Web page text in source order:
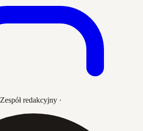
Zespół redakcyjny ·